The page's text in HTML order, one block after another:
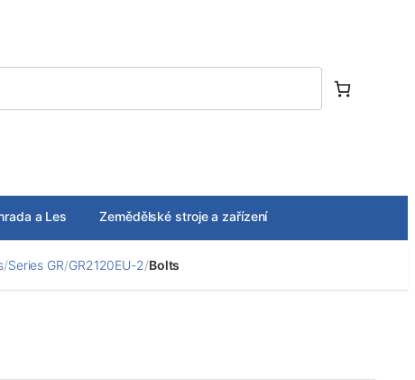
a Les Zemědělské stroje a zařízení
/Series GR/GR2120EU-2/Bolts